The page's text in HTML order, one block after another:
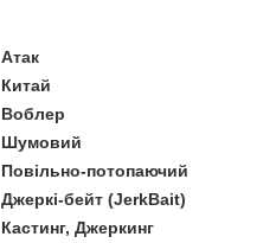
Атак
Китай
Воблер
Шумовий
Повільно-потопаючий
Джеркі-бейт (JerkBait)
Кастинг, Джеркинг